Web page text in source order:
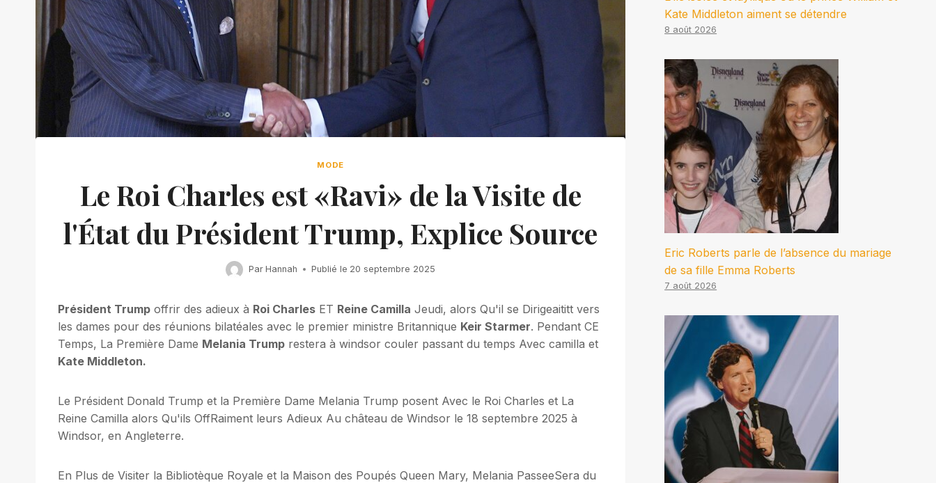
MODE
Le Roi Charles est «Ravi» de la Visite de
l'État du Président Trump, Explice Source
Par Hannah Publié le 20 septembre 2025
Président Trump offrir des adieux à Roi Charles ET Reine Camilla Jeudi, alors Qu'il se Dirigeaititt vers
les dames pour des réunions bilatéales avec le premier ministre Britannique Keir Starmer. Pendant CE
Temps, La Première Dame Melania Trump restera à windsor couler passant du temps Avec camilla et
Kate Middleton.
Le Président Donald Trump et la Première Dame Melania Trump posent Avec le Roi Charles et La
Reine Camilla alors Qu'ils OffRaiment leurs Adieux Au château de Windsor le 18 septembre 2025 à
Windsor, en Angleterre.
En Plus de Visiter la Bibliotèque Royale et la Maison des Poupés Queen Mary, Melania PasseeSera du
Kate Middleton aiment se détendre
8 août 2026
Eric Roberts parle de l’absence du mariage
de sa fille Emma Roberts
7 août 2026